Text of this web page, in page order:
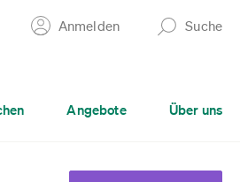
Anmelden Suche
Angebote Über uns